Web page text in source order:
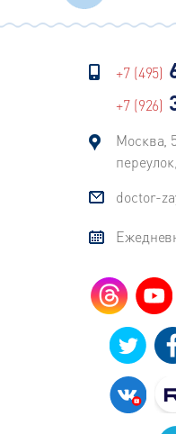
+7 (495)
+7 (926)
Москва,
doctor-